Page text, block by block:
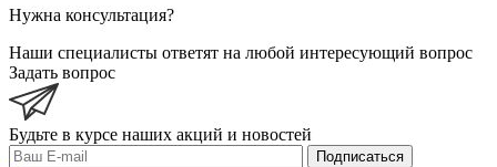
Нужна консультация?
Наши специалисты ответят на любой интересующий вопрос
Задать вопрос
Будьте в курсе наших акций и новостей
Подписаться